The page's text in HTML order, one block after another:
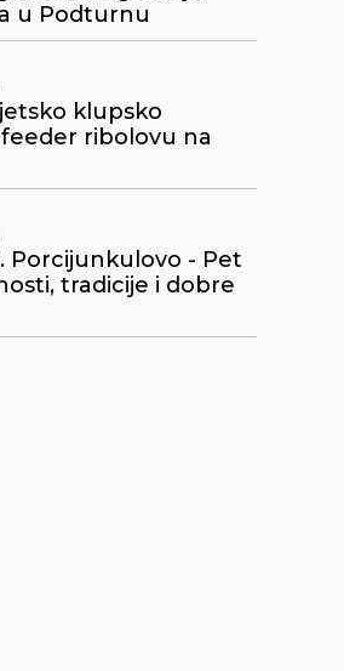
u Podturnu
klupsko
ribolovu na
Porcijunkulovo - Pet
tradicije i dobre